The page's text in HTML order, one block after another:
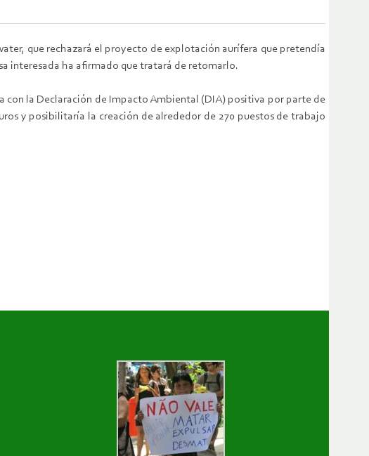
que rechazará el proyecto de explotación aurífera que pretendía
interesada ha afirmado que tratará de retomarlo.
con la Declaración de Impacto Ambiental (DIA) positiva por parte de
y posibilitaría la creación de alrededor de 270 puestos de trabajo